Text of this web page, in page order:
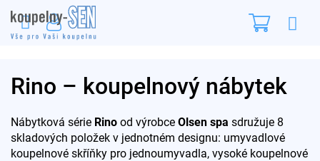
na
obsah
Rino – koupelnový nábytek
Nábytková série Rino od výrobce Olsen spa sdružuje 8
skladových položek v jednotném designu: umyvadlové
koupelnové skříňky pro jednoumyvadla, vysoké koupelnové